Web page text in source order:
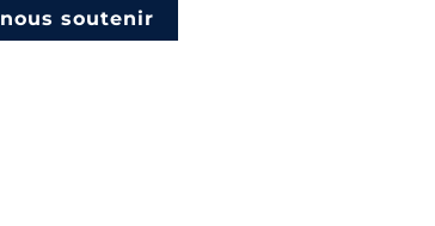
nous soutenir